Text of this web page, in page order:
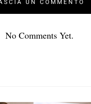
No Comments Yet.